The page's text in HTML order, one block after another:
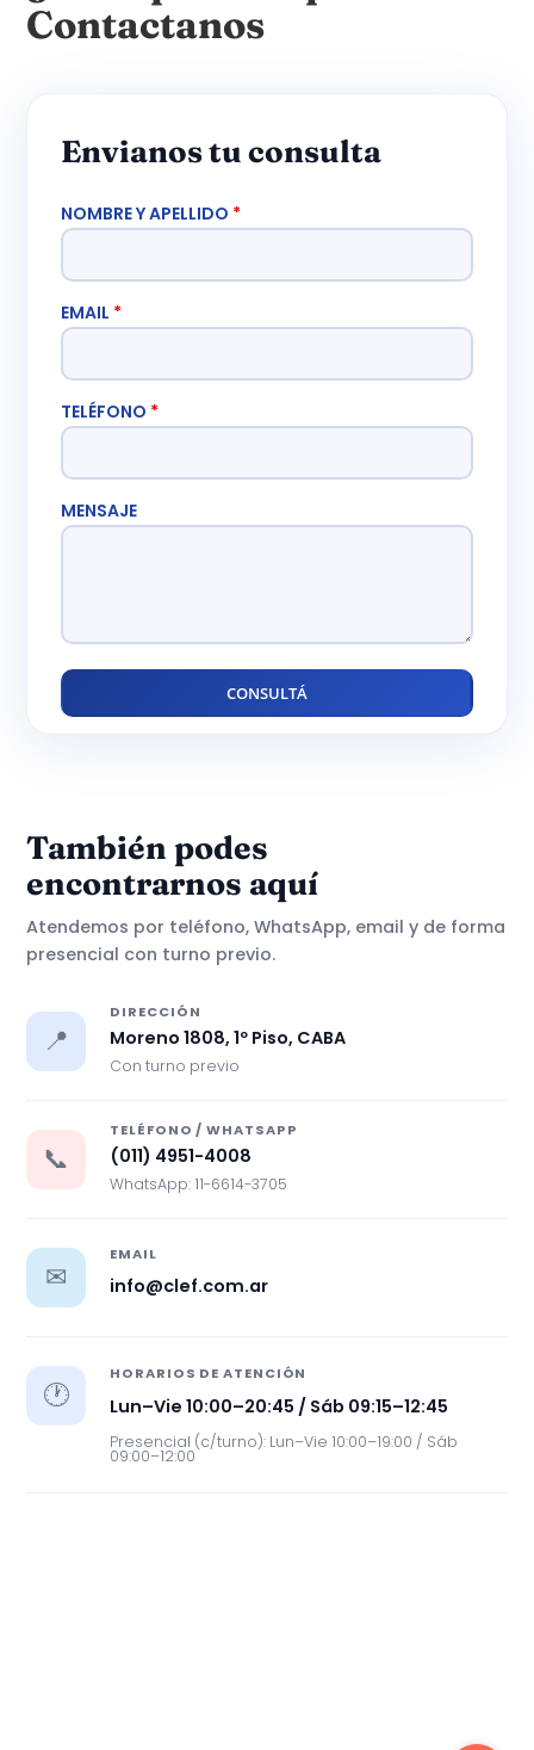
Contactanos
Envianos tu consulta
NOMBRE Y APELLIDO *
EMAIL *
TELÉFONO *
MENSAJE
También podes
encontrarnos aquí
Atendemos por teléfono, WhatsApp, email y de forma
presencial con turno previo.
📍
DIRECCIÓN
Moreno 1808, 1º Piso, CABA
Con turno previo
📞
TELÉFONO / WHATSAPP
(011) 4951-4008
WhatsApp: 11-6614-3705
✉
EMAIL
info@clef.com.ar
🕐
HORARIOS DE ATENCIÓN
Lun–Vie 10:00–20:45 / Sáb 09:15–12:45
Presencial (c/turno): Lun–Vie 10:00–19:00 / Sáb
09:00–12:00